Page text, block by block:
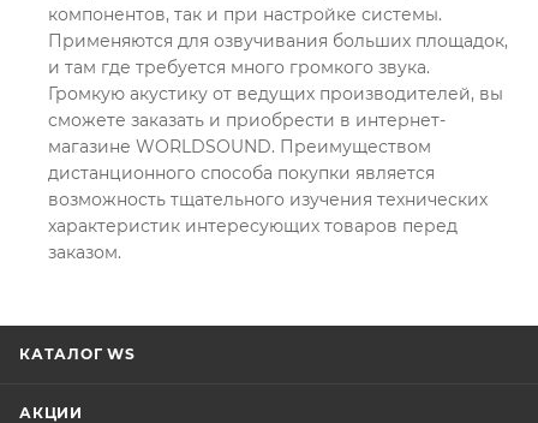
компонентов, так и при настройке системы.
Применяются для озвучивания больших площадок,
и там где требуется много громкого звука.
Громкую акустику от ведущих производителей, вы
сможете заказать и приобрести в интернет-
магазине WORLDSOUND. Преимуществом
дистанционного способа покупки является
возможность тщательного изучения технических
характеристик интересующих товаров перед
заказом.
КАТАЛОГ WS
АКЦИИ